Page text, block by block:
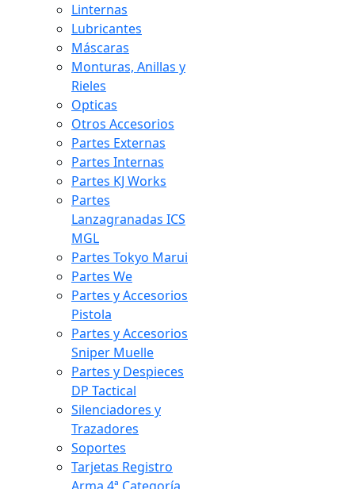
Linternas
Lubricantes
Máscaras
Monturas, Anillas y
Rieles
Opticas
Otros Accesorios
Partes Externas
Partes Internas
Partes KJ Works
Partes
Lanzagranadas ICS
MGL
Partes Tokyo Marui
Partes We
Partes y Accesorios
Pistola
Partes y Accesorios
Sniper Muelle
Partes y Despieces
DP Tactical
Silenciadores y
Trazadores
Soportes
Tarjetas Registro